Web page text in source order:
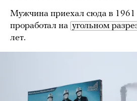
Мужчина приехал сюда в 1961
проработал на угольном
лет.